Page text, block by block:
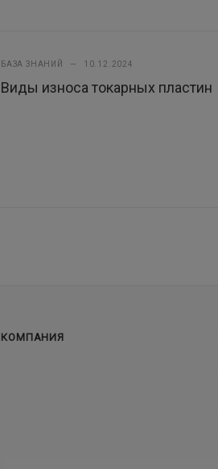
БАЗА ЗНАНИЙ — 10.12.2024
Виды износа токарных пластин
КОМПАНИЯ